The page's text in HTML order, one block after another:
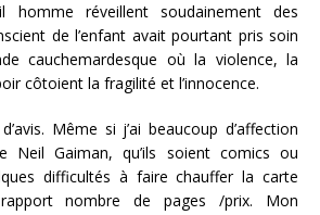
homme réveillent soudainement des
de l’enfant avait pourtant pris soin
cauchemardesque où la violence, la
côtoient la fragilité et l’innocence.
Même si j’ai beaucoup d’affection
Neil Gaiman, qu’ils soient comics ou
difficultés à faire chauffer la carte
nombre de pages /prix. Mon